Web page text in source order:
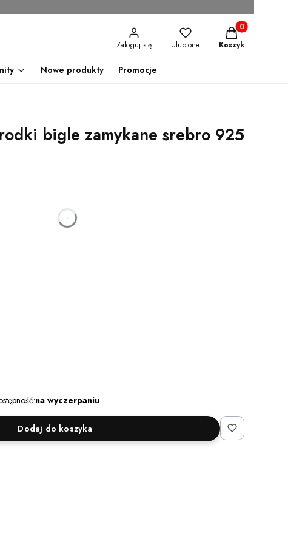
Zaloguj się Ulubione
Produkty w
Koszyk
Nowe produkty Promocje
bigle zamykane srebro 925
godzin
na wyczerpaniu
Dodaj do koszyka